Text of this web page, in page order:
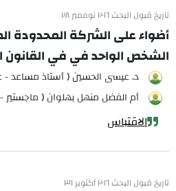
تاريخ قبول البحث ٢٠١٦ نوفمبر ٢٨
أضواء على الشركة المحدودة
الشخص الواحد في في
د. عيسى الحسين ( أستاذ مساعد -
أم الفضل منهل بهلوان ( ماجستير
الاقتباس
تاريخ قبول البحث ٢٠١٦ أكتوبر ٣١